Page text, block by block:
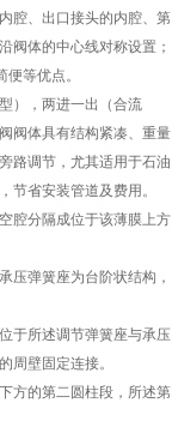
腔、出口接头的内腔、第
阀体的中心线对称设置；
等优点。
），两进一出（合流
阀体具有结构紧凑、重量
路调节，尤其适用于石油
节省安装管道及费用。
腔分隔成位于该薄膜上方
压弹簧座为台阶状结构，
于所述调节弹簧座与承压
周壁固定连接。
方的第二圆柱段，所述第